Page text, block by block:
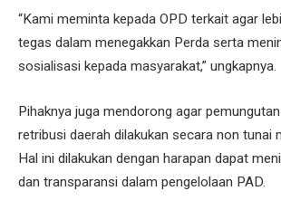
“Kami meminta kepada OPD terkait agar
tegas dalam menegakkan Perda serta
sosialisasi kepada masyarakat,” ungkapnya.
Pihaknya juga mendorong agar
retribusi daerah dilakukan secara non tunai
Hal ini dilakukan dengan harapan dapat
dan transparansi dalam pengelolaan PAD.